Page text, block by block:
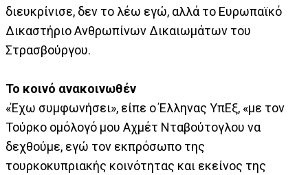
διευκρίνισε, δεν το λέω εγώ, αλλά το Ευρωπαϊκό
Δικαστήριο Ανθρωπίνων Δικαιωμάτων του
Στρασβούργου.
Το κοινό ανακοινωθέν
«Έχω συμφωνήσει», είπε ο Έλληνας ΥπΕξ, «με τον
Τούρκο ομόλογό μου Αχμέτ Νταβούτογλου να
δεχθούμε, εγώ τον εκπρόσωπο της
τουρκοκυπριακής κοινότητας και εκείνος της